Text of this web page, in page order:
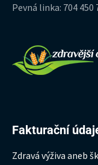
Pevná linka: 704 450
Fakturační
Zdravá výživa aneb